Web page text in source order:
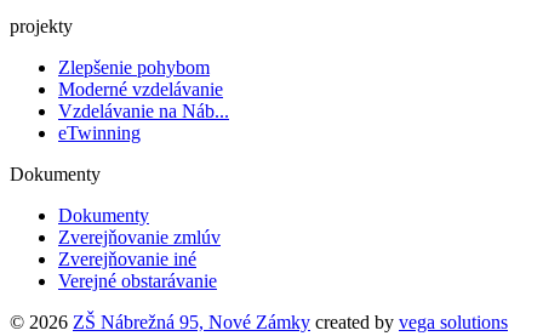
projekty
Zlepšenie pohybom
Moderné vzdelávanie
Vzdelávanie na Náb...
eTwinning
Dokumenty
Dokumenty
Zverejňovanie zmlúv
Zverejňovanie iné
Verejné obstarávanie
© 2026 ZŠ Nábrežná 95, Nové Zámky created by vega solutions